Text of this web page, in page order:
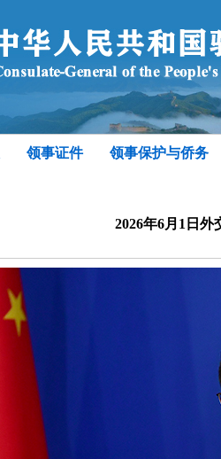
领事证件 领事保护与侨务
2026年6月1日